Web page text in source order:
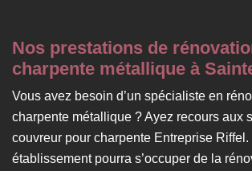
Nos prestations de
charpente métallique à
Vous avez besoin d’un spécialiste en
charpente métallique ? Ayez recours aux
couvreur pour charpente Entreprise Riffel.
établissement pourra s’occuper de la